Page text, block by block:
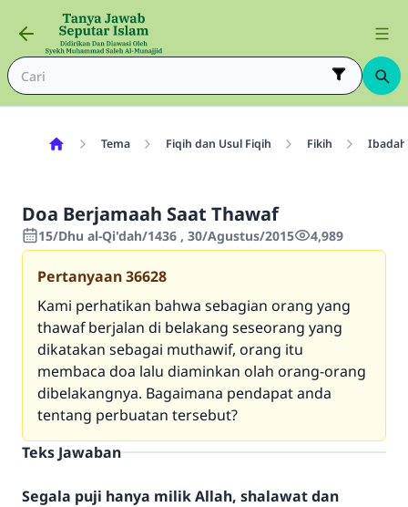
Tema Fiqih dan Usul Fiqih Fikih
Doa Berjamaah Saat Thawaf
15/Dhu al-Qi'dah/1436 , 30/Agustus/2015 4,989
Pertanyaan36628
Kami perhatikan bahwa sebagian orang yang
thawaf berjalan di belakang seseorang yang
dikatakan sebagai muthawif, orang itu
membaca doa lalu diaminkan olah orang-orang
dibelakangnya. Bagaimana pendapat anda
tentang perbuatan tersebut?
Teks Jawaban
Segala puji hanya milik Allah, shalawat dan